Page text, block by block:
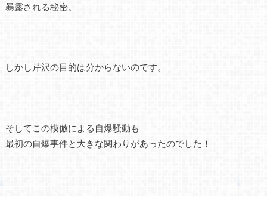
暴露される秘密。
しかし芹沢の目的は分からないのです。
そしてこの模倣による自爆騒動も
最初の自爆事件と大きな関わりがあったのでした！